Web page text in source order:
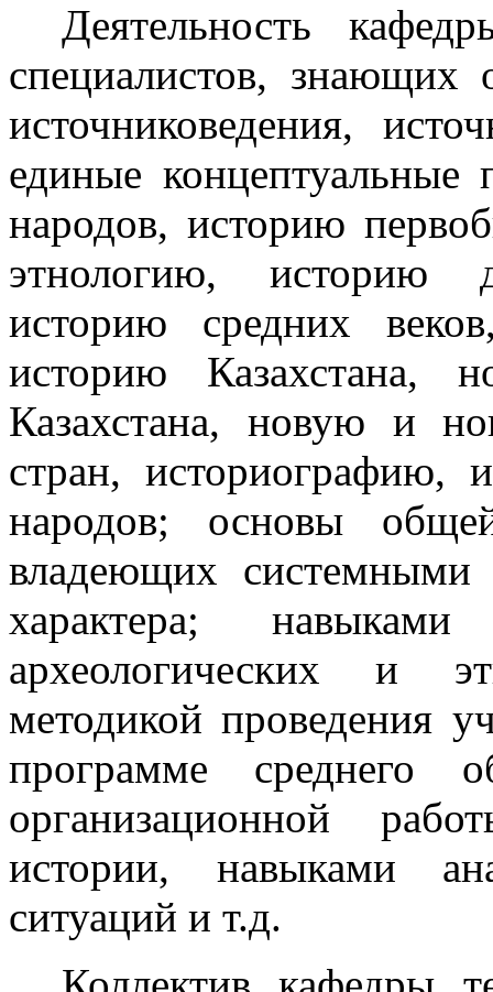
Деятельность
специалистов, знающих
источниковедения,
единые
народов, историю
этнологию, историю
историю средних
историю
Казахстана, новую и
стран, историографию,
народов; основы
владеющих системными
характера;
археологических и
методикой проведения
программе среднего
организационной
истории, навыками
ситуаций и т.д.